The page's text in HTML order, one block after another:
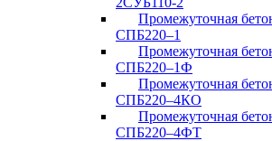
Промежуточная
СПБ220–1
Промежуточная
СПБ220–1Ф
Промежуточная
СПБ220–4КО
Промежуточная
СПБ220–4ФТ